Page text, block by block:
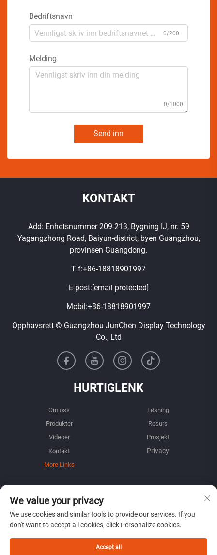
Bedriftsnavn
0/200
Melding
0/1000
Send inn
KONTAKT
Add: Enhetsnummer 209-213, Bygning IJ, nr. 59
Yagangzhong Road, Baiyun-district, byen Guangzhou,
provinsen Guangdong.
Tlf:+86-18818901997
E-post: [email protected]
Mobil:+86-18818901997
Opphavsrett © Guangzhou JunChen Display Technology
Co., Ltd
HURTIGLENK
Om oss
Løsning
Produkter
Resurs
Videoer
Prosjekt
Kontakt
More Links
Registrer deg for å motta vårt ukentlige nyhetsbrev
We value your privacy
We use cookies and similar tools to provide our services. If you
don't want to accept all cookies, click Personalize cookies.
Accept all